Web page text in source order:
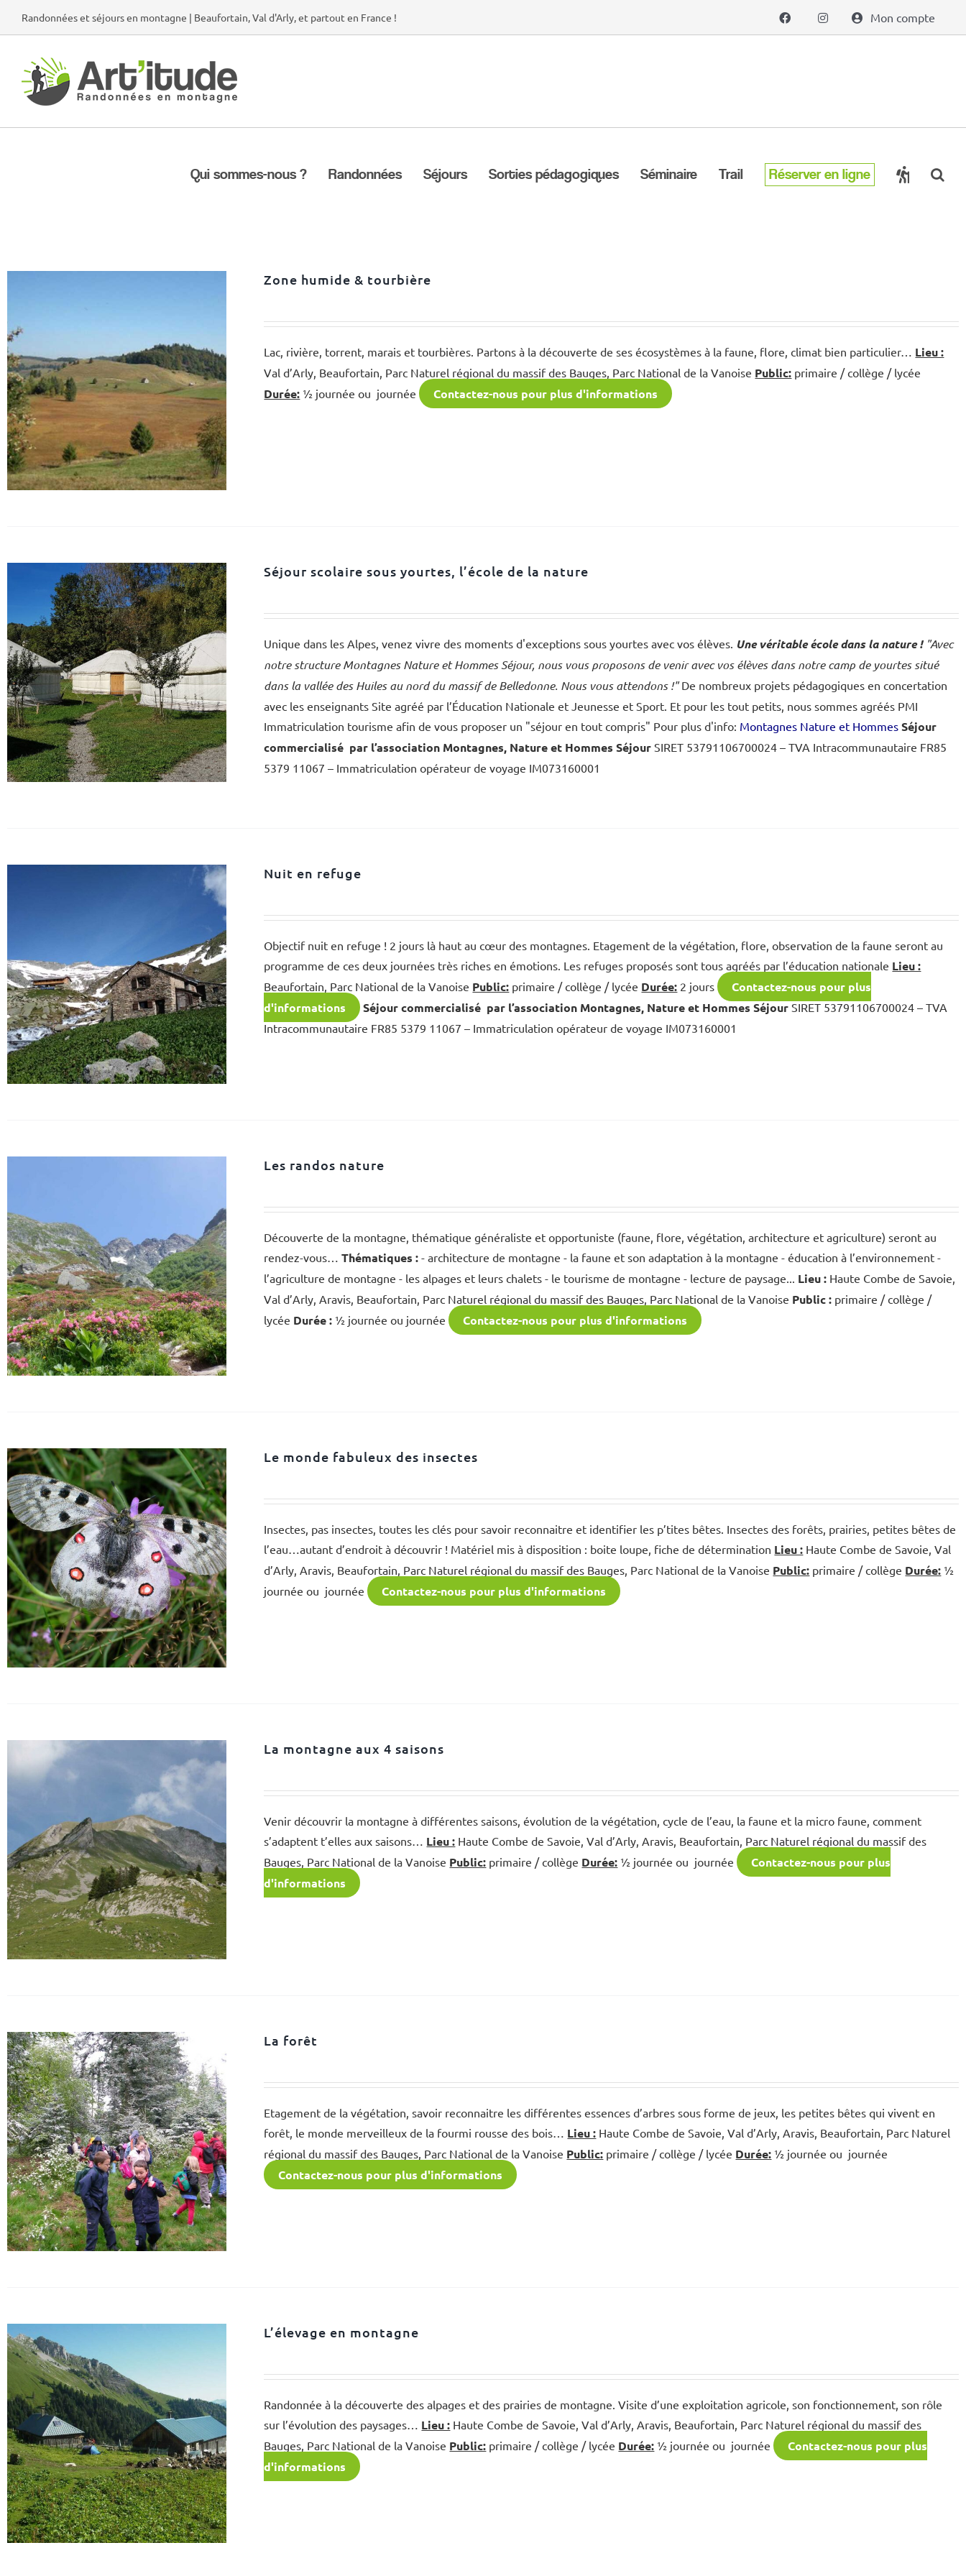
Randonnées et séjours en montagne | Beaufortain, Val d'Arly, et partout en France ! Mon compte
Qui sommes-nous ? Randonnées Séjours Sorties pédagogiques Séminaire Trail Réserver en ligne
Zone humide & tourbière
Lac, rivière, torrent, marais et tourbières. Partons à la découverte de ses écosystèmes à la faune, flore, climat bien particulier… Lieu :
Val d’Arly, Beaufortain, Parc Naturel régional du massif des Bauges, Parc National de la Vanoise Public: primaire / collège / lycée
Durée: ½ journée ou journée Contactez-nous pour plus d'informations
Séjour scolaire sous yourtes, l’école de la nature
Unique dans les Alpes, venez vivre des moments d'exceptions sous yourtes avec vos élèves. Une véritable école dans la nature ! "Avec
notre structure Montagnes Nature et Hommes Séjour, nous vous proposons de venir avec vos élèves dans notre camp de yourtes situé
dans la vallée des Huiles au nord du massif de Belledonne. Nous vous attendons !" De nombreux projets pédagogiques en concertation
avec les enseignants Site agréé par l’Éducation Nationale et Jeunesse et Sport. Et pour les tout petits, nous sommes agréés PMI
Immatriculation tourisme afin de vous proposer un "séjour en tout compris" Pour plus d'info: Montagnes Nature et Hommes Séjour
commercialisé par l’association Montagnes, Nature et Hommes Séjour SIRET 53791106700024 – TVA Intracommunautaire FR85
5379 11067 – Immatriculation opérateur de voyage IM073160001
Nuit en refuge
Objectif nuit en refuge ! 2 jours là haut au cœur des montagnes. Etagement de la végétation, flore, observation de la faune seront au
programme de ces deux journées très riches en émotions. Les refuges proposés sont tous agréés par l’éducation nationale Lieu :
Beaufortain, Parc National de la Vanoise Public: primaire / collège / lycée Durée: 2 jours
Contactez-nous pour plus
d'informations
Séjour commercialisé par l’association Montagnes, Nature et Hommes Séjour SIRET 53791106700024 – TVA
Intracommunautaire FR85 5379 11067 – Immatriculation opérateur de voyage IM073160001
Les randos nature
Découverte de la montagne, thématique généraliste et opportuniste (faune, flore, végétation, architecture et agriculture) seront au
rendez-vous…Thématiques : - architecture de montagne - la faune et son adaptation à la montagne - éducation à l’environnement -
l’agriculture de montagne - les alpages et leurs chalets - le tourisme de montagne - lecture de paysage... Lieu : Haute Combe de Savoie,
Val d’Arly, Aravis, Beaufortain, Parc Naturel régional du massif des Bauges, Parc National de la Vanoise Public : primaire / collège /
lycée Durée : ½ journée ou journée Contactez-nous pour plus d'informations
Le monde fabuleux des insectes
Insectes, pas insectes, toutes les clés pour savoir reconnaitre et identifier les p’tites bêtes. Insectes des forêts, prairies, petites bêtes de
l’eau…autant d’endroit à découvrir ! Matériel mis à disposition : boite loupe, fiche de détermination Lieu : Haute Combe de Savoie, Val
d’Arly, Aravis, Beaufortain, Parc Naturel régional du massif des Bauges, Parc National de la Vanoise Public: primaire / collège Durée: ½
journée ou journée
Contactez-nous pour plus d'informations
La montagne aux 4 saisons
Venir découvrir la montagne à différentes saisons, évolution de la végétation, cycle de l’eau, la faune et la micro faune, comment
s’adaptent t’elles aux saisons… Lieu : Haute Combe de Savoie, Val d’Arly, Aravis, Beaufortain, Parc Naturel régional du massif des
Bauges, Parc National de la Vanoise Public: primaire / collège Durée: ½ journée ou journée
Contactez-nous pour plus
d'informations
La forêt
Etagement de la végétation, savoir reconnaitre les différentes essences d’arbres sous forme de jeux, les petites bêtes qui vivent en
forêt, le monde merveilleux de la fourmi rousse des bois… Lieu : Haute Combe de Savoie, Val d’Arly, Aravis, Beaufortain, Parc Naturel
régional du massif des Bauges, Parc National de la Vanoise Public: primaire / collège / lycée Durée: ½ journée ou journée
Contactez-nous pour plus d'informations
L’élevage en montagne
Randonnée à la découverte des alpages et des prairies de montagne. Visite d’une exploitation agricole, son fonctionnement, son rôle
sur l’évolution des paysages… Lieu : Haute Combe de Savoie, Val d’Arly, Aravis, Beaufortain, Parc Naturel régional du massif des
Bauges, Parc National de la Vanoise Public: primaire / collège / lycée Durée: ½ journée ou journée
Contactez-nous pour plus
d'informations